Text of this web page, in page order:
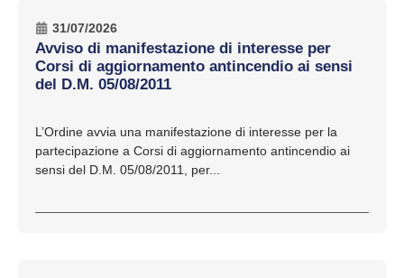
31/07/2026
Avviso di manifestazione di interesse per
Corsi di aggiornamento antincendio ai sensi
del D.M. 05/08/2011
L’Ordine avvia una manifestazione di interesse per la
partecipazione a Corsi di aggiornamento antincendio ai
sensi del D.M. 05/08/2011, per...